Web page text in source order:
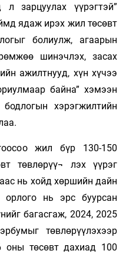
зарцуулах үүрэгтэй”
ядаж ирэх жил төсөвт
болиулж, агаарын
шинэчлэх, засах
ажилтнууд, хүн хүчээ
байна” хэмээн
хэрэгжилтийн
жил бүр 130-150
төвлөрүү¬ лэх үүрэг
нь хойд хөршийн дайн
орлого нь эрс буурсан
багасгаж, 2024, 2025
төвлөрүүлэхээр
оны төсөвт дахиад 100